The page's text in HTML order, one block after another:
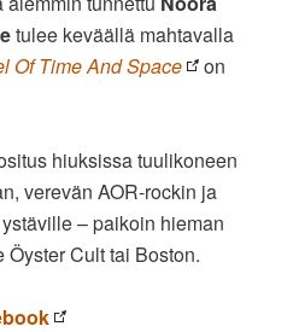
tulee keväällä mahtavalla
Of Time And Space
on
hiuksissa tuulikoneen
verevän AOR-rockin ja
– paikoin hieman
Cult tai Boston.